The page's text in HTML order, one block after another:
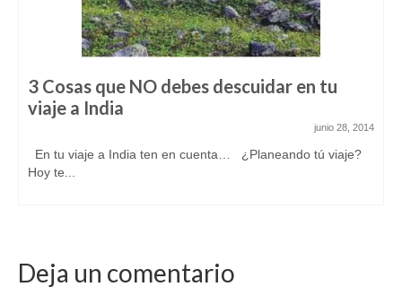
3 Cosas que NO debes descuidar en tu
viaje a India
junio 28, 2014
En tu viaje a India ten en cuenta… ¿Planeando tú viaje?
Hoy te...
Deja un comentario